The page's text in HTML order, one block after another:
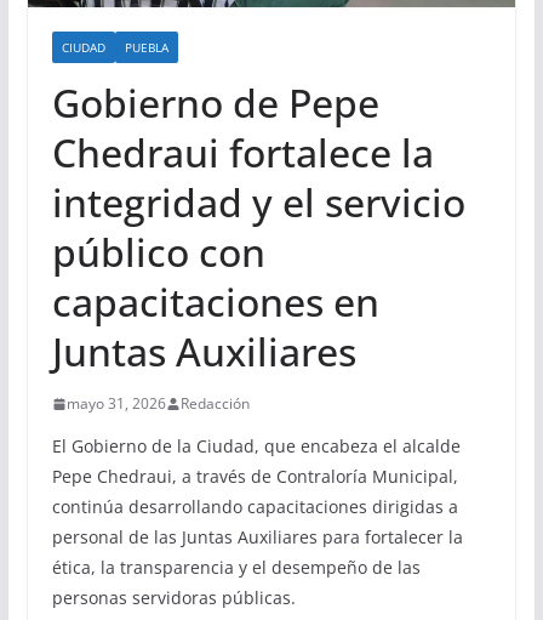
CIUDAD PUEBLA
Gobierno de Pepe
Chedraui fortalece la
integridad y el servicio
público con
capacitaciones en
Juntas Auxiliares
mayo 31, 2026 Redacción
El Gobierno de la Ciudad, que encabeza el alcalde
Pepe Chedraui, a través de Contraloría Municipal,
continúa desarrollando capacitaciones dirigidas a
personal de las Juntas Auxiliares para fortalecer la
ética, la transparencia y el desempeño de las
personas servidoras públicas.